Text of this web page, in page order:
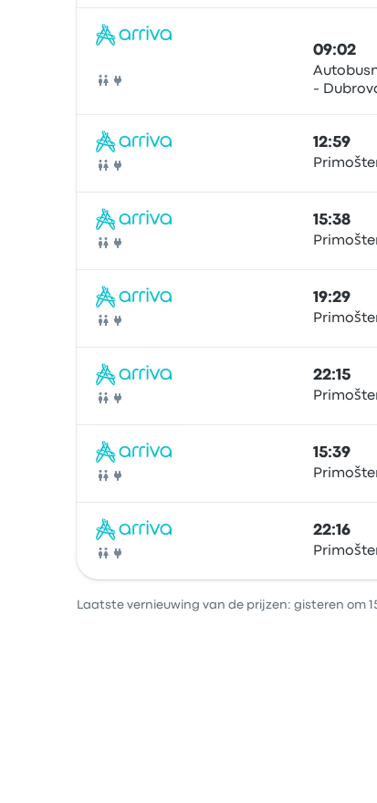
Bus
09:02
-
Bus
12:59
Bus
15:38
Bus
19:29
Bus
22:15
Bus
15:39
Bus
22:16
Laatste vernieuwing van de prijzen: gisteren om